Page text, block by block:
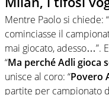
Mentre Paolo si chiede:
cominciasse il
mai giocato, adesso…”.
“Ma perché Adli gioca
unisce al coro: “Povero
partite per campionato